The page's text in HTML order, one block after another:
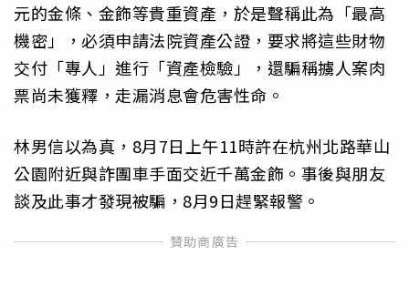
元的金條、金飾等貴重資產，於是聲稱此為「最高
機密」，必須申請法院資產公證，要求將這些財物
交付「專人」進行「資產檢驗」，還騙稱擄人案肉
票尚未獲釋，走漏消息會危害性命。
林男信以為真，8月7日上午11時許在杭州北路華山
公園附近與詐團車手面交近千萬金飾。事後與朋友
談及此事才發現被騙，8月9日趕緊報警。